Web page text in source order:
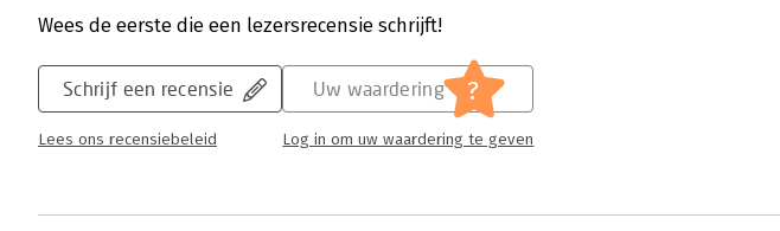
Wees de eerste die een lezersrecensie schrijft!
Schrijf een recensie
Lees ons recensiebeleid
Uw waardering ?
Log in om uw waardering te geven